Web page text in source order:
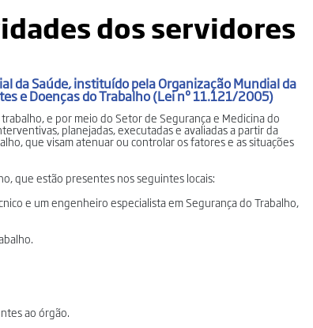
dos servidores
da Saúde, instituído pela Organização Mundial da
e Doenças do Trabalho (Lei nº 11.121/2005)
e por meio do Setor de Segurança e Medicina do
planejadas, executadas e avaliadas a partir da
que visam atenuar ou controlar os fatores e as situações
que estão presentes nos seguintes locais:
e um engenheiro especialista em Segurança do Trabalho,
ao órgão.